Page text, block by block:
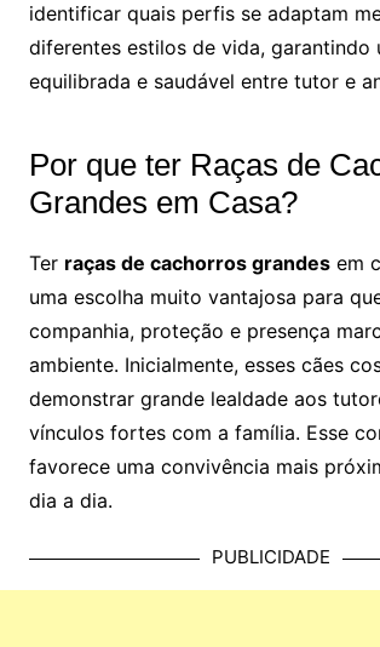
identificar quais perfis se adaptam
diferentes estilos de vida, garantindo
equilibrada e saudável entre tutor e
Por que ter Raças de
Grandes em Casa?
Ter raças de cachorros grandesem
uma escolha muito vantajosa para
companhia, proteção e presença
ambiente. Inicialmente, esses cães
demonstrar grande lealdade aos
vínculos fortes com a família. Esse
favorece uma convivência mais
dia a dia.
PUBLICIDADE